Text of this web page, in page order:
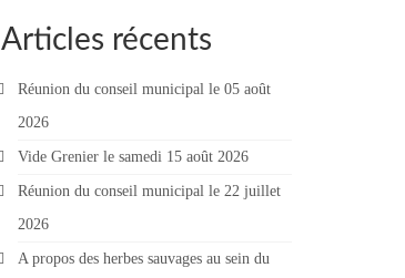
Articles récents
Réunion du conseil municipal le 05 août
2026
Vide Grenier le samedi 15 août 2026
Réunion du conseil municipal le 22 juillet
2026
A propos des herbes sauvages au sein du